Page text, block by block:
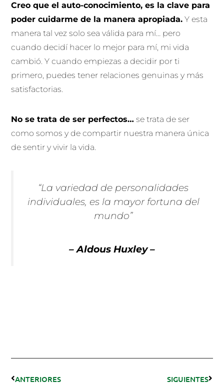
Creo que el auto-conocimiento, es la clave para
poder cuidarme de la manera apropiada. Y esta
manera tal vez solo sea válida para mí… pero
cuando decidí hacer lo mejor para mí, mi vida
cambió. Y cuando empiezas a decidir por ti
primero, puedes tener relaciones genuinas y más
satisfactorias.
No se trata de ser perfectos… se trata de ser
como somos y de compartir nuestra manera única
de sentir y vivir la vida.
“La variedad de personalidades
individuales, es la mayor fortuna del
mundo”
– Aldous Huxley –
ANTERIORES SIGUIENTES